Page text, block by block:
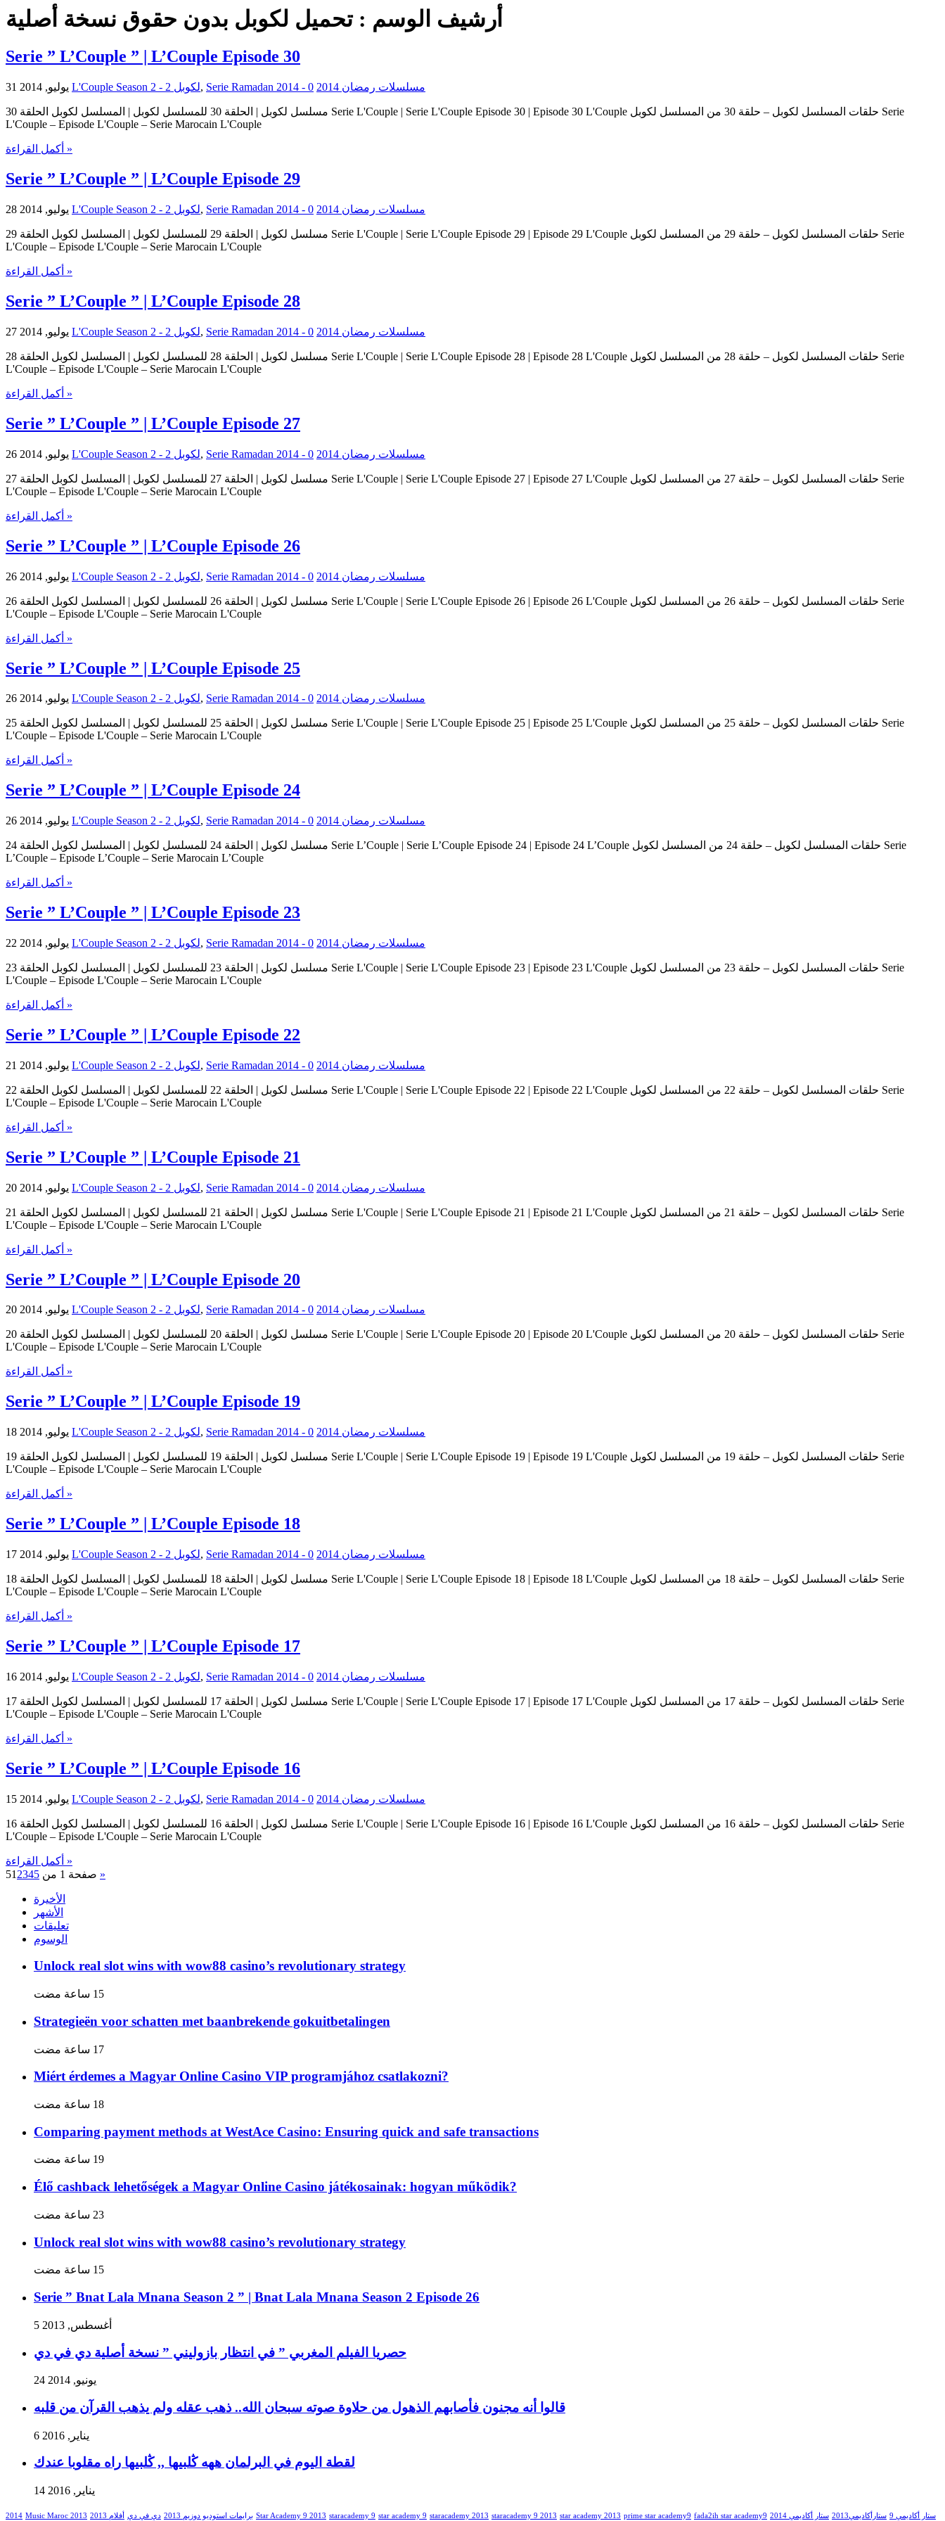
أرشيف الوسم :تحميل لكوبل بدون حقوق نسخة أصلية
Serie ” L’Couple ” | L’Couple Episode 30
31 يوليو, 2014 L'Couple Season 2 - لكوبل 2, Serie Ramadan 2014 - مسلسلات رمضان 2014 0
مسلسل لكوبل | الحلقة 30 للمسلسل لكوبل | المسلسل لكوبل الحلقة 30 Serie L'Couple | Serie L'Couple Episode 30 | Episode 30 L'Couple حلقات المسلسل لكوبل – حلقة 30 من المسلسل لكوبل Serie
L'Couple – Episode L'Couple – Serie Marocain L'Couple
أكمل القراءة »
Serie ” L’Couple ” | L’Couple Episode 29
28 يوليو, 2014 L'Couple Season 2 - لكوبل 2, Serie Ramadan 2014 - مسلسلات رمضان 2014 0
مسلسل لكوبل | الحلقة 29 للمسلسل لكوبل | المسلسل لكوبل الحلقة 29 Serie L'Couple | Serie L'Couple Episode 29 | Episode 29 L'Couple حلقات المسلسل لكوبل – حلقة 29 من المسلسل لكوبل Serie
L'Couple – Episode L'Couple – Serie Marocain L'Couple
أكمل القراءة »
Serie ” L’Couple ” | L’Couple Episode 28
27 يوليو, 2014 L'Couple Season 2 - لكوبل 2, Serie Ramadan 2014 - مسلسلات رمضان 2014 0
مسلسل لكوبل | الحلقة 28 للمسلسل لكوبل | المسلسل لكوبل الحلقة 28 Serie L'Couple | Serie L'Couple Episode 28 | Episode 28 L'Couple حلقات المسلسل لكوبل – حلقة 28 من المسلسل لكوبل Serie
L'Couple – Episode L'Couple – Serie Marocain L'Couple
أكمل القراءة »
Serie ” L’Couple ” | L’Couple Episode 27
26 يوليو, 2014 L'Couple Season 2 - لكوبل 2, Serie Ramadan 2014 - مسلسلات رمضان 2014 0
مسلسل لكوبل | الحلقة 27 للمسلسل لكوبل | المسلسل لكوبل الحلقة 27 Serie L'Couple | Serie L'Couple Episode 27 | Episode 27 L'Couple حلقات المسلسل لكوبل – حلقة 27 من المسلسل لكوبل Serie
L'Couple – Episode L'Couple – Serie Marocain L'Couple
أكمل القراءة »
Serie ” L’Couple ” | L’Couple Episode 26
26 يوليو, 2014 L'Couple Season 2 - لكوبل 2, Serie Ramadan 2014 - مسلسلات رمضان 2014 0
مسلسل لكوبل | الحلقة 26 للمسلسل لكوبل | المسلسل لكوبل الحلقة 26 Serie L'Couple | Serie L'Couple Episode 26 | Episode 26 L'Couple حلقات المسلسل لكوبل – حلقة 26 من المسلسل لكوبل Serie
L'Couple – Episode L'Couple – Serie Marocain L'Couple
أكمل القراءة »
Serie ” L’Couple ” | L’Couple Episode 25
26 يوليو, 2014 L'Couple Season 2 - لكوبل 2, Serie Ramadan 2014 - مسلسلات رمضان 2014 0
مسلسل لكوبل | الحلقة 25 للمسلسل لكوبل | المسلسل لكوبل الحلقة 25 Serie L'Couple | Serie L'Couple Episode 25 | Episode 25 L'Couple حلقات المسلسل لكوبل – حلقة 25 من المسلسل لكوبل Serie
L'Couple – Episode L'Couple – Serie Marocain L'Couple
أكمل القراءة »
Serie ” L’Couple ” | L’Couple Episode 24
26 يوليو, 2014 L'Couple Season 2 - لكوبل 2, Serie Ramadan 2014 - مسلسلات رمضان 2014 0
مسلسل لكوبل | الحلقة 24 للمسلسل لكوبل | المسلسل لكوبل الحلقة 24 Serie L’Couple | Serie L’Couple Episode 24 | Episode 24 L’Couple حلقات المسلسل لكوبل – حلقة 24 من المسلسل لكوبل Serie
L’Couple – Episode L’Couple – Serie Marocain L’Couple
أكمل القراءة »
Serie ” L’Couple ” | L’Couple Episode 23
22 يوليو, 2014 L'Couple Season 2 - لكوبل 2, Serie Ramadan 2014 - مسلسلات رمضان 2014 0
مسلسل لكوبل | الحلقة 23 للمسلسل لكوبل | المسلسل لكوبل الحلقة 23 Serie L'Couple | Serie L'Couple Episode 23 | Episode 23 L'Couple حلقات المسلسل لكوبل – حلقة 23 من المسلسل لكوبل Serie
L'Couple – Episode L'Couple – Serie Marocain L'Couple
أكمل القراءة »
Serie ” L’Couple ” | L’Couple Episode 22
21 يوليو, 2014 L'Couple Season 2 - لكوبل 2, Serie Ramadan 2014 - مسلسلات رمضان 2014 0
مسلسل لكوبل | الحلقة 22 للمسلسل لكوبل | المسلسل لكوبل الحلقة 22 Serie L'Couple | Serie L'Couple Episode 22 | Episode 22 L'Couple حلقات المسلسل لكوبل – حلقة 22 من المسلسل لكوبل Serie
L'Couple – Episode L'Couple – Serie Marocain L'Couple
أكمل القراءة »
Serie ” L’Couple ” | L’Couple Episode 21
20 يوليو, 2014 L'Couple Season 2 - لكوبل 2, Serie Ramadan 2014 - مسلسلات رمضان 2014 0
مسلسل لكوبل | الحلقة 21 للمسلسل لكوبل | المسلسل لكوبل الحلقة 21 Serie L'Couple | Serie L'Couple Episode 21 | Episode 21 L'Couple حلقات المسلسل لكوبل – حلقة 21 من المسلسل لكوبل Serie
L'Couple – Episode L'Couple – Serie Marocain L'Couple
أكمل القراءة »
Serie ” L’Couple ” | L’Couple Episode 20
20 يوليو, 2014 L'Couple Season 2 - لكوبل 2, Serie Ramadan 2014 - مسلسلات رمضان 2014 0
مسلسل لكوبل | الحلقة 20 للمسلسل لكوبل | المسلسل لكوبل الحلقة 20 Serie L'Couple | Serie L'Couple Episode 20 | Episode 20 L'Couple حلقات المسلسل لكوبل – حلقة 20 من المسلسل لكوبل Serie
L'Couple – Episode L'Couple – Serie Marocain L'Couple
أكمل القراءة »
Serie ” L’Couple ” | L’Couple Episode 19
18 يوليو, 2014 L'Couple Season 2 - لكوبل 2, Serie Ramadan 2014 - مسلسلات رمضان 2014 0
مسلسل لكوبل | الحلقة 19 للمسلسل لكوبل | المسلسل لكوبل الحلقة 19 Serie L'Couple | Serie L'Couple Episode 19 | Episode 19 L'Couple حلقات المسلسل لكوبل – حلقة 19 من المسلسل لكوبل Serie
L'Couple – Episode L'Couple – Serie Marocain L'Couple
أكمل القراءة »
Serie ” L’Couple ” | L’Couple Episode 18
17 يوليو, 2014 L'Couple Season 2 - لكوبل 2, Serie Ramadan 2014 - مسلسلات رمضان 2014 0
مسلسل لكوبل | الحلقة 18 للمسلسل لكوبل | المسلسل لكوبل الحلقة 18 Serie L'Couple | Serie L'Couple Episode 18 | Episode 18 L'Couple حلقات المسلسل لكوبل – حلقة 18 من المسلسل لكوبل Serie
L'Couple – Episode L'Couple – Serie Marocain L'Couple
أكمل القراءة »
Serie ” L’Couple ” | L’Couple Episode 17
16 يوليو, 2014 L'Couple Season 2 - لكوبل 2, Serie Ramadan 2014 - مسلسلات رمضان 2014 0
مسلسل لكوبل | الحلقة 17 للمسلسل لكوبل | المسلسل لكوبل الحلقة 17 Serie L'Couple | Serie L'Couple Episode 17 | Episode 17 L'Couple حلقات المسلسل لكوبل – حلقة 17 من المسلسل لكوبل Serie
L'Couple – Episode L'Couple – Serie Marocain L'Couple
أكمل القراءة »
Serie ” L’Couple ” | L’Couple Episode 16
15 يوليو, 2014 L'Couple Season 2 - لكوبل 2, Serie Ramadan 2014 - مسلسلات رمضان 2014 0
مسلسل لكوبل | الحلقة 16 للمسلسل لكوبل | المسلسل لكوبل الحلقة 16 Serie L'Couple | Serie L'Couple Episode 16 | Episode 16 L'Couple حلقات المسلسل لكوبل – حلقة 16 من المسلسل لكوبل Serie
L'Couple – Episode L'Couple – Serie Marocain L'Couple
أكمل القراءة »
صفحة 1 من 5
1 2345 »
الأخيرة
الأشهر
تعليقات
الوسوم
Unlock real slot wins with wow88 casino’s revolutionary strategy
Strategieën voor schatten met baanbrekende gokuitbetalingen
Miért érdemes a Magyar Online Casino VIP programjához csatlakozni?
Comparing payment methods at WestAce Casino: Ensuring quick and safe transactions
Élő cashback lehetőségek a Magyar Online Casino játékosainak: hogyan működik?
Unlock real slot wins with wow88 casino’s revolutionary strategy
Serie ” Bnat Lala Mnana Season 2 ” | Bnat Lala Mnana Season 2 Episode 26
5 أغسطس, 2013
حصريا الفيلم المغربي ” في انتظار بازوليني ” نسخة أصلية دي في دي
24 يونيو, 2014
قالوا أنه مجنون فأصابهم الذهول من حلاوة صوته سبحان الله.. ذهب عقله ولم يذهب القرآن من قلبه
6 يناير, 2016
لقطة اليوم في البرلمان ههه ڭلبيها ,, ڭلبيها راه مقلوبا عندك
14 يناير, 2016
2014 Music Maroc 2013 برايمات استوديو دوزيم 2013 دي في دي أفلام 2013 Star Academy 9 2013 staracademy 9 star academy 9 staracademy 2013 staracademy 9 2013 star academy 2013 prime star academy9 fada2ih star academy9 ستار أكاديمي 9 ستارأكاديمي2013 ستار أكاديمي 2014